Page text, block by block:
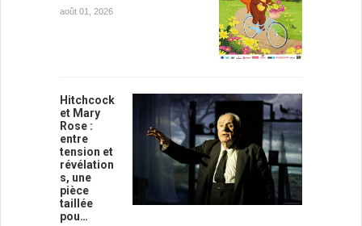
août 01, 2026
Hitchcock
et Mary
Rose :
entre
tension et
révélation
s, une
pièce
taillée
pou…